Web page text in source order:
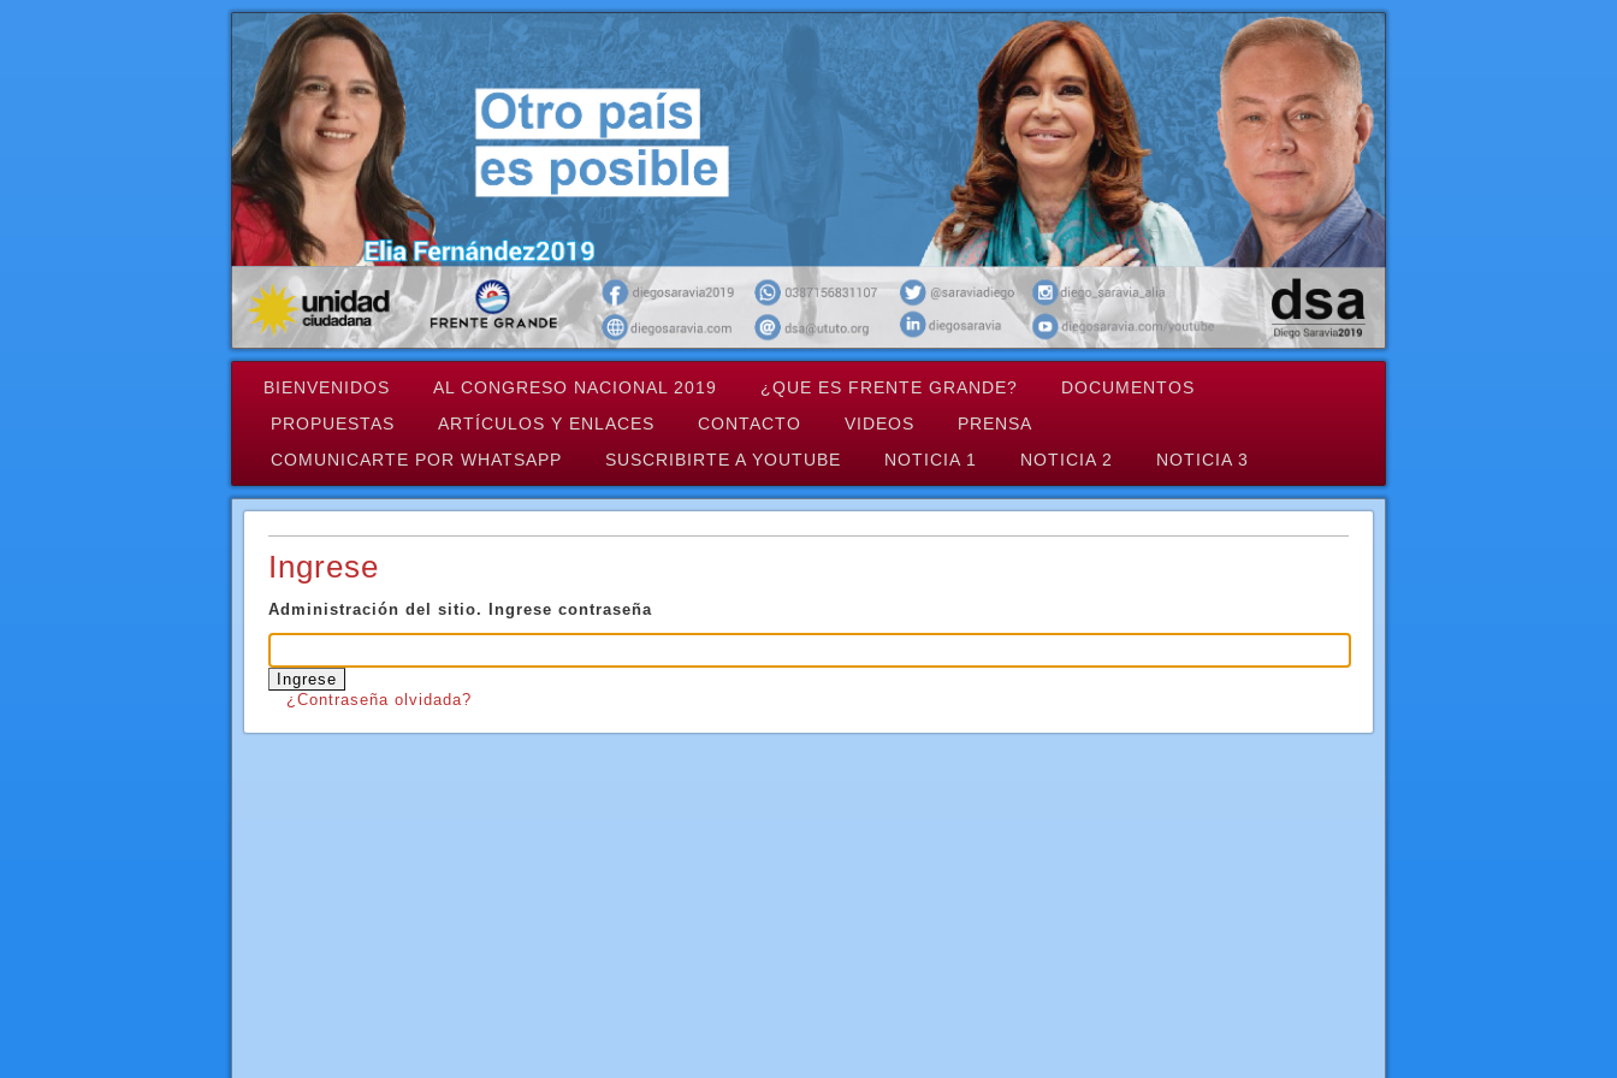
BIENVENIDOS AL CONGRESO NACIONAL 2019 ¿QUE ES FRENTE GRANDE?
DOCUMENTOS
PROPUESTAS
ARTÍCULOS Y ENLACES CONTACTO VIDEOS
PRENSA
COMUNICARTE POR WHATSAPP
SUSCRIBIRTE A YOUTUBE NOTICIA 1 NOTICIA 2 NOTICIA 3
Ingrese
Administración del sitio. Ingrese contraseña
¿Contraseña olvidada?